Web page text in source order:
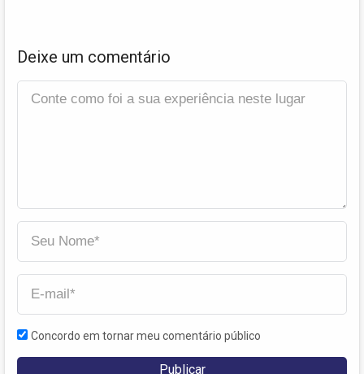
Deixe um comentário
Concordo em tornar meu comentário público